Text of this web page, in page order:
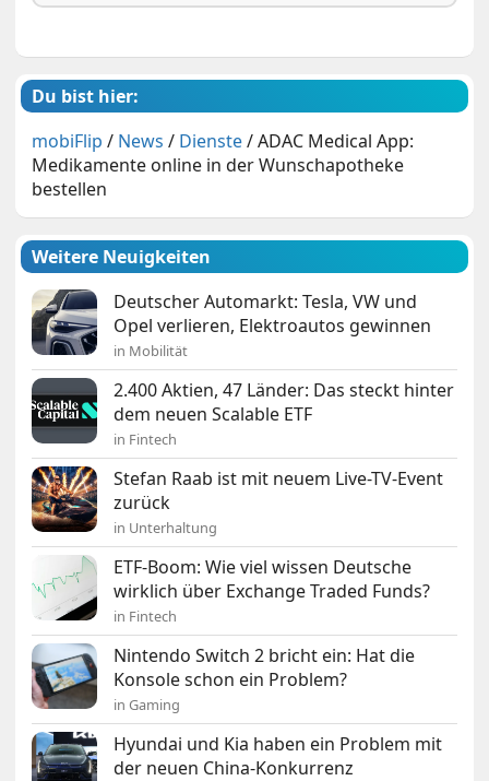
Du bist hier:
mobiFlip / News / Dienste/ADAC Medical App:
Medikamente online in der Wunschapotheke
bestellen
Weitere Neuigkeiten
Deutscher Automarkt: Tesla, VW und
Opel verlieren, Elektroautos gewinnen
in Mobilität
2.400 Aktien, 47 Länder: Das steckt hinter
dem neuen Scalable ETF
in Fintech
Stefan Raab ist mit neuem Live-TV-Event
zurück
in Unterhaltung
ETF-Boom: Wie viel wissen Deutsche
wirklich über Exchange Traded Funds?
in Fintech
Nintendo Switch 2 bricht ein: Hat die
Konsole schon ein Problem?
in Gaming
Hyundai und Kia haben ein Problem mit
der neuen China-Konkurrenz